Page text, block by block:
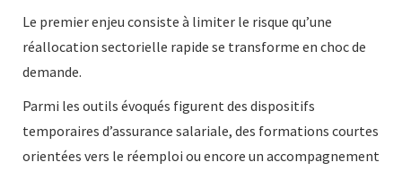
Le premier enjeu consiste à limiter le risque qu’une
réallocation sectorielle rapide se transforme en choc de
demande.
Parmi les outils évoqués figurent des dispositifs
temporaires d’assurance salariale, des formations courtes
orientées vers le réemploi ou encore un accompagnement